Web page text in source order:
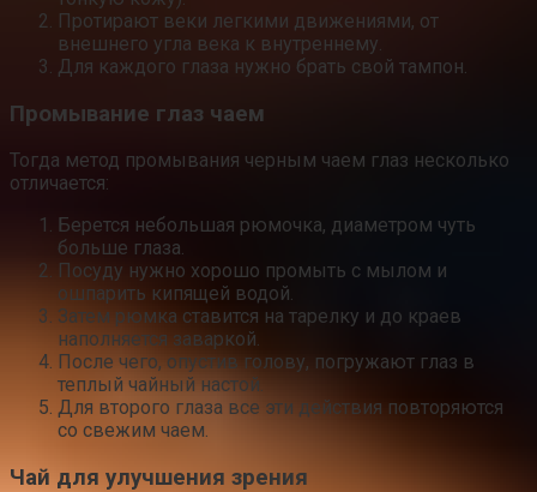
Протирают веки легкими движениями, от
внешнего угла века к внутреннему.
Для каждого глаза нужно брать свой тампон.
Промывание глаз чаем
Тогда метод промывания черным чаем глаз несколько
отличается:
Берется небольшая рюмочка, диаметром чуть
больше глаза.
Посуду нужно хорошо промыть с мылом и
ошпарить кипящей водой.
Затем рюмка ставится на тарелку и до краев
наполняется заваркой.
После чего, опустив голову, погружают глаз в
теплый чайный настой.
Для второго глаза все эти действия повторяются
со свежим чаем.
Чай для улучшения зрения